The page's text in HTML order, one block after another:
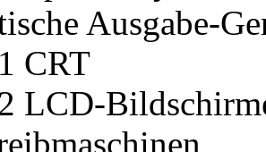
Ausgabe-
CRT
LCD-